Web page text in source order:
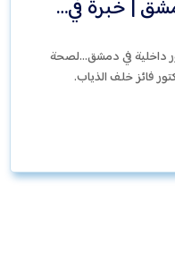
| خبرة في…
داخلية في دمشق…لصحة
فائز خلف الذياب.